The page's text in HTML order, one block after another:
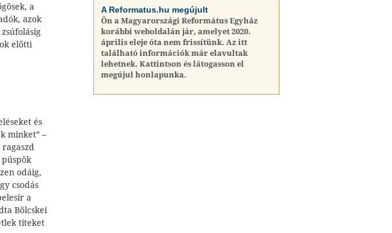
a
azok
előtti
és
minket” –
odáig,
csodás
a
Bölcskei
titeket
A Reformatus.hu megújult
Ön a Magyarországi Református Egyház
korábbi weboldalán jár, amelyet 2020.
április eleje óta nem frissítünk. Az itt
található információk már elavultak
lehetnek. Kattintson és látogasson el
megújul honlapunka.